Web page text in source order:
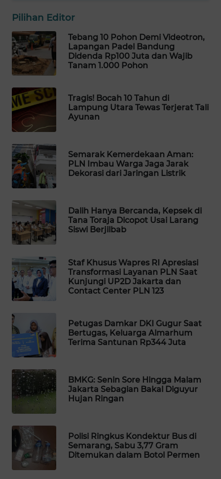
Pilihan Editor
Tebang 10 Pohon Demi Videotron,
Lapangan Padel Bandung
Didenda Rp100 Juta dan Wajib
Tanam 1.000 Pohon
Tragis! Bocah 10 Tahun di
Lampung Utara Tewas Terjerat Tali
Ayunan
Semarak Kemerdekaan Aman:
PLN Imbau Warga Jaga Jarak
Dekorasi dari Jaringan Listrik
Dalih Hanya Bercanda, Kepsek di
Tana Toraja Dicopot Usai Larang
Siswi Berjilbab
Staf Khusus Wapres RI Apresiasi
Transformasi Layanan PLN Saat
Kunjungi UP2D Jakarta dan
Contact Center PLN 123
Petugas Damkar DKI Gugur Saat
Bertugas, Keluarga Almarhum
Terima Santunan Rp344 Juta
BMKG: Senin Sore Hingga Malam
Jakarta Sebagian Bakal Diguyur
Hujan Ringan
Polisi Ringkus Kondektur Bus di
Semarang, Sabu 3,77 Gram
Ditemukan dalam Botol Permen
WAHANA
WAHANA
TRAVEL
WAHANA
TV
WAHANANEWS
ID
WAHANANEWS
CO ID
NET
WAHANA
SPORT
WAHANA
UMKM
WAHANA
PERSONA
WAHANA
OTOMOTIF
WAHANA
HEALTH
WAHANA
DESA